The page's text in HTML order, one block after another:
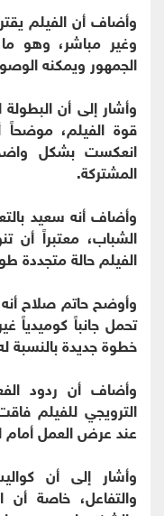
وأضاف أن الفيلم
وغير مباشر، وهو
الجمهور ويمكنه
وأشار إلى أن
قوة الفيلم، موضحاً
انعكست بشكل
المشتركة.
وأضاف أنه سعيد
الشباب، معتبراً أن
الفيلم حالة متجددة
وأوضح حاتم صلاح
تحمل جانباً كوميدياً
خطوة جديدة بالنسبة
وأضاف أن ردود
الترويجي للفيلم
عند عرض العمل أمام
وأشار إلى أن
والتفاعل، خاصة أن